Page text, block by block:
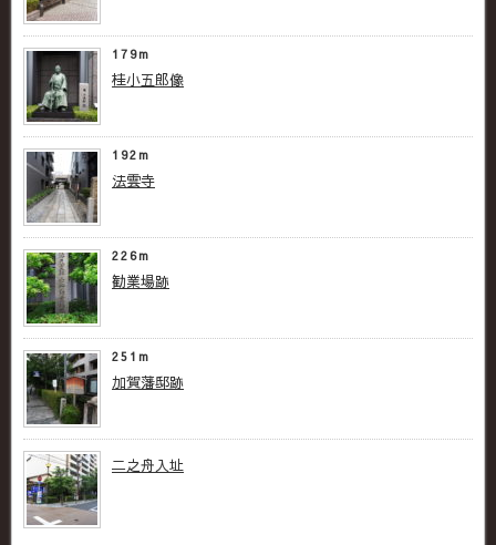
179m
桂小五郎像
192m
法雲寺
226m
勧業場跡
251m
加賀藩邸跡
二之舟入址